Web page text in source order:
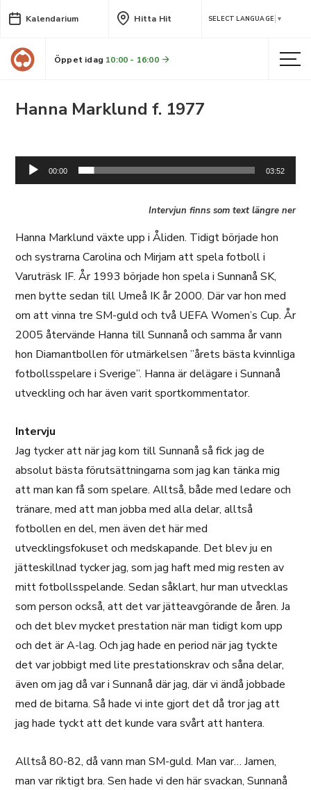
Kalendarium Hitta Hit SELECT LANGUAGE ▼
Öppet idag 10:00 - 16:00
Hanna Marklund f. 1977
Ljudspelare
00:00 03:52
Intervjun finns som text längre ner
Hanna Marklund växte upp i Åliden. Tidigt började hon
och systrarna Carolina och Mirjam att spela fotboll i
Varuträsk IF. År 1993 började hon spela i Sunnanå SK,
men bytte sedan till Umeå IK år 2000. Där var hon med
om att vinna tre SM-guld och två UEFA Women’s Cup. År
2005 återvände Hanna till Sunnanå och samma år vann
hon Diamantbollen för utmärkelsen ”årets bästa kvinnliga
fotbollsspelare i Sverige”. Hanna är delägare i Sunnanå
utveckling och har även varit sportkommentator.
Intervju
Jag tycker att när jag kom till Sunnanå så fick jag de
absolut bästa förutsättningarna som jag kan tänka mig
att man kan få som spelare. Alltså, både med ledare och
tränare, med att man jobba med alla delar, alltså
fotbollen en del, men även det här med
utvecklingsfokuset och medskapande. Det blev ju en
jätteskillnad tycker jag, som jag haft med mig resten av
mitt fotbollsspelande. Sedan såklart, hur man utvecklas
som person också, att det var jätteavgörande de åren. Ja
och det blev mycket prestation när man tidigt kom upp
och det är A-lag. Och jag hade en period när jag tyckte
det var jobbigt med lite prestationskrav och såna delar,
även om jag då var i Sunnanå där jag, där vi ändå jobbade
med de bitarna. Så hade vi inte gjort det då tror jag att
jag hade tyckt att det kunde vara svårt att hantera.
Alltså 80-82, då vann man SM-guld. Man var… Jamen,
man var riktigt bra. Sen hade vi den här svackan, Sunnanå